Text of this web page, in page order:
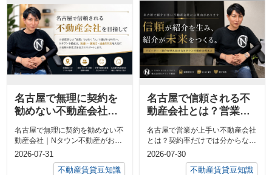
名古屋で無理に契約を
勧めない不動産会社｜N
のペースを大切にする
理由
名古屋で無理に契約を勧めない不
動産会社｜Nタウン不動産がお客
様のペースを大切にする理由「今
日決めてく...
2026-07-31
不動産賃貸豆知識
名古屋で信頼される不
動産会社とは？営業で
ウン不動産
名古屋で営業が上手い不動産会社
とは？契約率だけでは分からない
本当に大切なこと｜Nタウン不動
産「営業が...
2026-07-30
不動産賃貸豆知識